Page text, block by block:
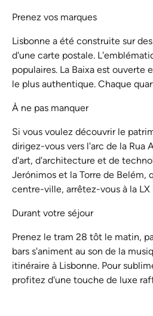
Prenez vos marques
Lisbonne a été construite sur
d'une carte postale.
populaires. La Baixa est
le plus authentique. Chaque
À ne pas manquer
Si vous voulez découvrir le
dirigez-vous vers l'arc de la Rua
d'art, d'architecture et de
Jerónimos et la Torre de Belém,
centre-ville, arrêtez-vous à la
Durant votre séjour
Prenez le tram 28 tôt le matin,
bars s'animent au son de la
itinéraire à Lisbonne. Pour
profitez d'une touche de luxe